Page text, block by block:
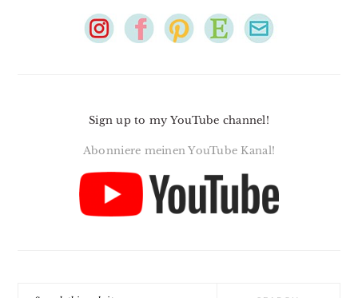
Sign up to my YouTube channel!
Abonniere meinen YouTube Kanal!